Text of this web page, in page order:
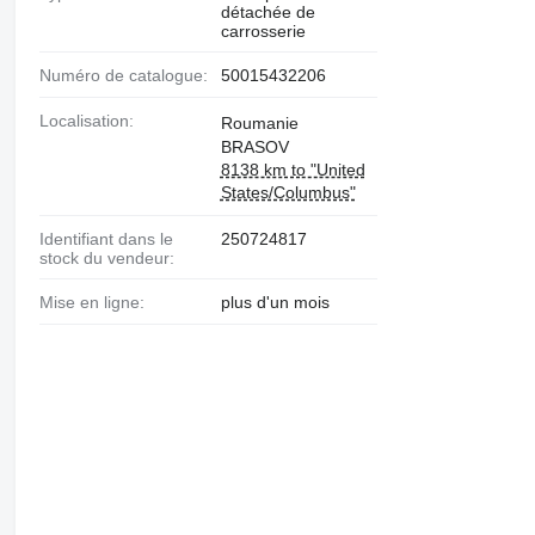
détachée de
carrosserie
Numéro de catalogue: 50015432206
Localisation:
Roumanie
BRASOV
8138 km to "United
States/Columbus"
Identifiant dans le
stock du vendeur:
250724817
Mise en ligne: plus d'un mois